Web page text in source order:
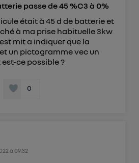
passe de 45 %C3 à 0%
était à 45 d de batterie et
à ma prise habituelle 3kw
mit a indiquer que la
un pictogramme vec un
ce possible ?
0
à 09:32